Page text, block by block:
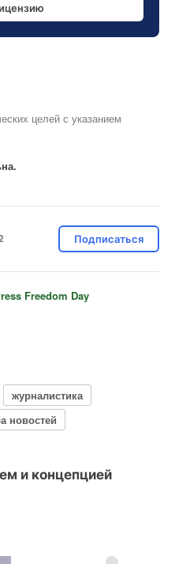
целей с указанием
Подписаться
Freedom Day
журналистика
новостей
и концепцией